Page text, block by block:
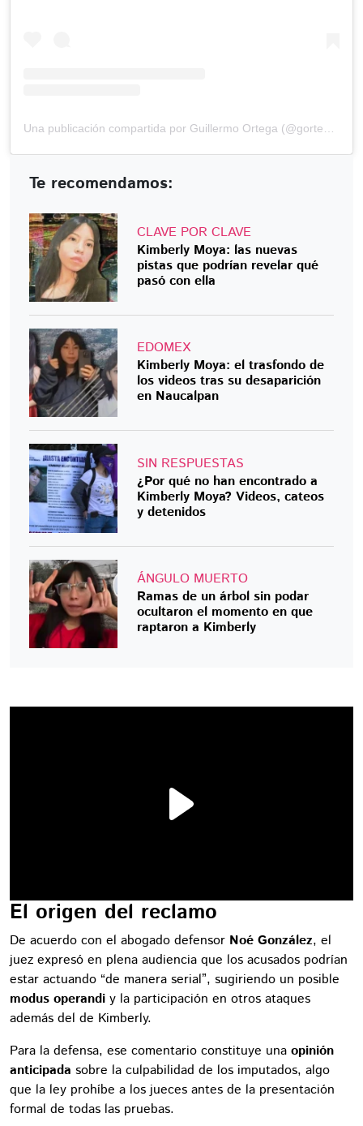
Te recomendamos:
CLAVE POR CLAVE
Kimberly Moya: las nuevas
pistas que podrían revelar qué
pasó con ella
EDOMEX
Kimberly Moya: el trasfondo de
los videos tras su desaparición
en Naucalpan
SIN RESPUESTAS
¿Por qué no han encontrado a
Kimberly Moya? Videos, cateos
y detenidos
ÁNGULO MUERTO
Ramas de un árbol sin podar
ocultaron el momento en que
raptaron a Kimberly
El origen del reclamo
De acuerdo con el abogado defensor Noé González, el
juez expresó en plena audiencia que los acusados podrían
estar actuando “de manera serial”, sugiriendo un posible
modus operandi y la participación en otros ataques
además del de Kimberly.
Para la defensa, ese comentario constituye una opinión
anticipada sobre la culpabilidad de los imputados, algo
que la ley prohíbe a los jueces antes de la presentación
formal de todas las pruebas.